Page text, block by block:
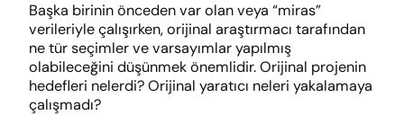
Başka birinin önceden var olan veya “miras”
verileriyle çalışırken, orijinal araştırmacı tarafından
ne tür seçimler ve varsayımlar yapılmış
olabileceğini düşünmek önemlidir. Orijinal projenin
hedefleri nelerdi? Orijinal yaratıcı neleri yakalamaya
çalışmadı?